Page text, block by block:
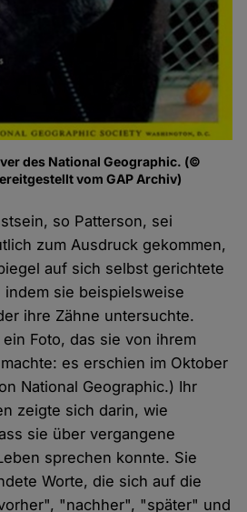
des National Geographic. (©
vom GAP Archiv)
so Patterson, sei
zum Ausdruck gekommen,
auf sich selbst gerichtete
sie beispielsweise
ihre Zähne untersuchte.
Foto, das sie von ihrem
es erschien im Oktober
National Geographic.) Ihr
zeigte sich darin, wie
sie über vergangene
sprechen konnte. Sie
Worte, die sich auf die
"nachher", "später" und